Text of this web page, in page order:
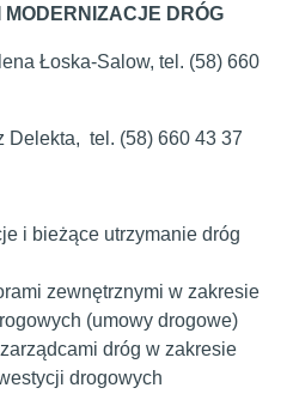
DRÓG
Łoska-Salow, tel. (58) 660
Delekta, tel. (58) 660 43 37
i bieżące utrzymanie dróg
zewnętrznymi w zakresie
(umowy drogowe)
dróg w zakresie
drogowych